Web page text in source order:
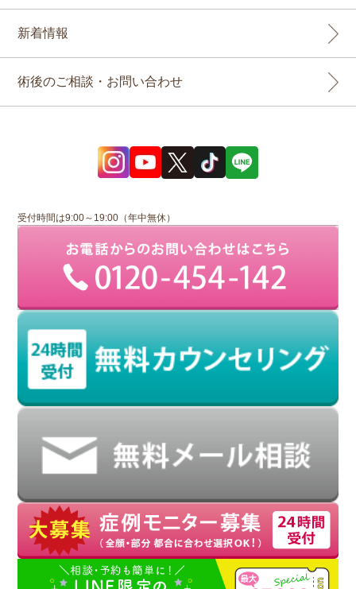
新着情報
術後のご相談・お問い合わせ
受付時間は9:00～19:00（年中無休）